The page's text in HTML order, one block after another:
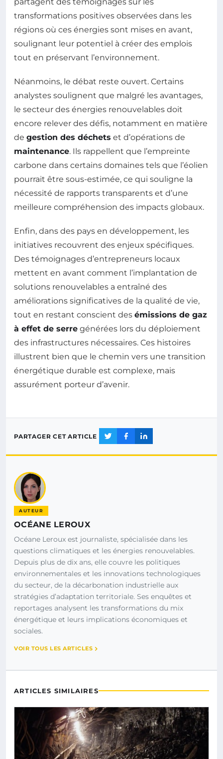
partagent des témoignages sur les
transformations positives observées dans les
régions où ces énergies sont mises en avant,
soulignant leur potentiel à créer des emplois
tout en préservant l’environnement.
Néanmoins, le débat reste ouvert. Certains
analystes soulignent que malgré les avantages,
le secteur des énergies renouvelables doit
encore relever des défis, notamment en matière
de gestion des déchets et d’opérations de
maintenance. Ils rappellent que l’empreinte
carbone dans certains domaines tels que l’éolien
pourrait être sous-estimée, ce qui souligne la
nécessité de rapports transparents et d’une
meilleure compréhension des impacts globaux.
Enfin, dans des pays en développement, les
initiatives recouvrent des enjeux spécifiques.
Des témoignages d’entrepreneurs locaux
mettent en avant comment l’implantation de
solutions renouvelables a entraîné des
améliorations significatives de la qualité de vie,
tout en restant conscient des émissions de gaz
à effet de serre générées lors du déploiement
des infrastructures nécessaires. Ces histoires
illustrent bien que le chemin vers une transition
énergétique durable est complexe, mais
assurément porteur d’avenir.
PARTAGER CET ARTICLE
AUTEUR
OCÉANE LEROUX
Océane Leroux est journaliste, spécialisée dans les
questions climatiques et les énergies renouvelables.
Depuis plus de dix ans, elle couvre les politiques
environnementales et les innovations technologiques
du secteur, de la décarbonation industrielle aux
stratégies d’adaptation territoriale. Ses enquêtes et
reportages analysent les transformations du mix
énergétique et leurs implications économiques et
sociales.
VOIR TOUS LES ARTICLES
ARTICLES SIMILAIRES